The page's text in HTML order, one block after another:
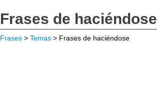
Frases de haciéndose
Frases > Temas > Frases de haciéndose